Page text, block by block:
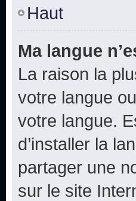
Haut
Ma langue
La raison la
votre langue
votre langue.
d’installer la
partager une
sur le site